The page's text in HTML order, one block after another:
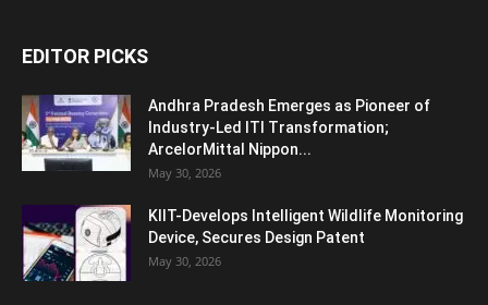
EDITOR PICKS
Andhra Pradesh Emerges as Pioneer of
Industry-Led ITI Transformation;
ArcelorMittal Nippon...
May 30, 2026
KIIT-Develops Intelligent Wildlife Monitoring
Device, Secures Design Patent
May 30, 2026